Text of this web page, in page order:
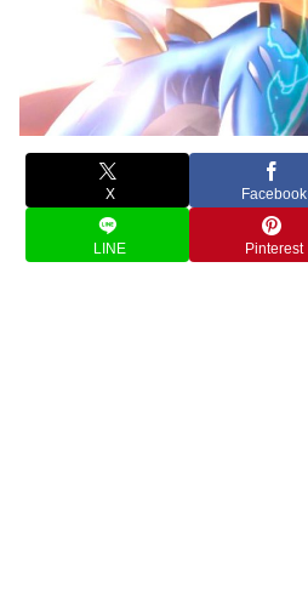
X Facebook
LINE Pinterest